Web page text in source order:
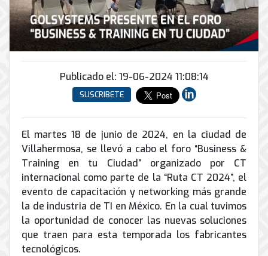
INFRAESTRUCTURA
Soporte
informático
Remoto
CONTPAQi
Hiperconvergencia
Soporte
de
Correo
Electrónico
conmutadores
IP
análogos
Inalámbricos
de
Torres
Arriostradas
Equipos
para
videoconferencias
Renta
de
y
peatonal
Automatización
y
Energía
y
UPS
Tierra
física
y
pararrayos
Conector
de
envío
Antispam
Ciberseguridad
la
nube
Servicios
de
Computo
&
Almacenamiento
Publicado el: 19-06-2024 11:08:14
SUSCRIBETE
El martes 18 de junio de 2024, en la ciudad de
Villahermosa, se llevó a cabo el foro “Business &
Training en tu Ciudad” organizado por CT
internacional como parte de la “Ruta CT 2024”, el
evento de capacitación y networking más grande
la de industria de TI en México. En la cual tuvimos
la oportunidad de conocer las nuevas soluciones
que traen para esta temporada los fabricantes
tecnológicos.